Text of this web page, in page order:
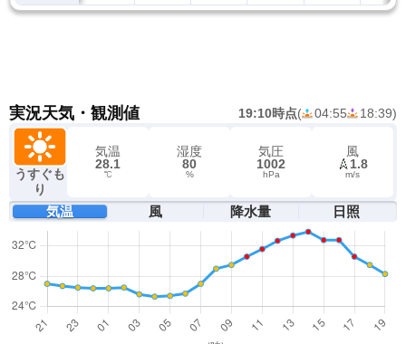
実況天気・観測値 19:10時点( 04:55 18:39)
うすぐも
り
気温
28.1
℃
湿度
80
%
気圧
1002
hPa
風
1.8
m/s
気温 風 降水量 日照